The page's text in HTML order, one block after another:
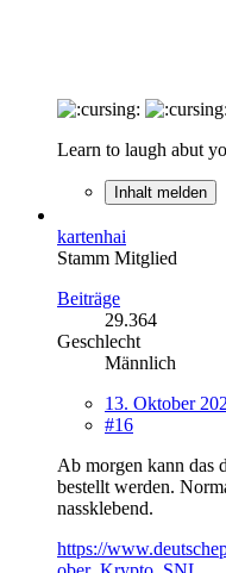
Learn to laugh abut
Inhalt melden
kartenhai
Stamm Mitglied
Beiträge
29.364
Geschlecht
Männlich
13. Oktober
#16
Ab morgen kann das
bestellt werden.
nassklebend.
https://